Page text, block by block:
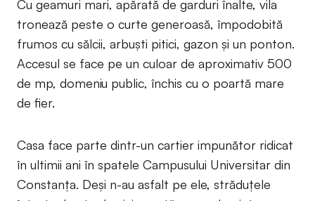
Cu geamuri mari, apărată de garduri înalte, vila
tronează peste o curte generoasă, împodobită
frumos cu sălcii, arbuști pitici, gazon și un ponton.
Accesul se face pe un culoar de aproximativ 500
de mp, domeniu public, închis cu o poartă mare
de fier.
Casa face parte dintr-un cartier impunător ridicat
în ultimii ani în spatele Campusului Universitar din
Constanța. Deși n-au asfalt pe ele, străduțele